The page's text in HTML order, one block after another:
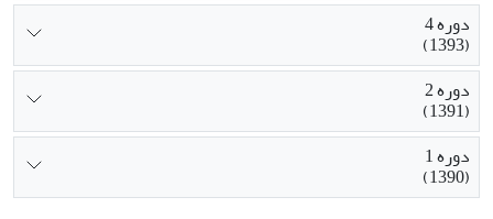
دوره 4
(1393)
دوره 2
(1391)
دوره 1
(1390)